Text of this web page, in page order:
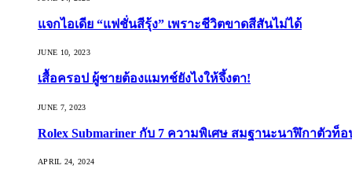
แจกไอเดีย “แฟชั่นสีรุ้ง” เพราะชีวิตขาดสีสันไม่ได้
JUNE 10, 2023
เสื้อครอป ผู้ชายต้องแมทช์ยังไงให้จึ้งตา!
JUNE 7, 2023
Rolex Submariner กับ 7 ความพิเศษ สมฐานะนาฬิกาตัวท็
APRIL 24, 2024